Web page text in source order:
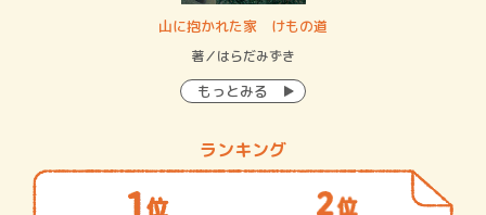
山に抱かれた家 けもの道
著／はらだみずき
もっとみる
ランキング